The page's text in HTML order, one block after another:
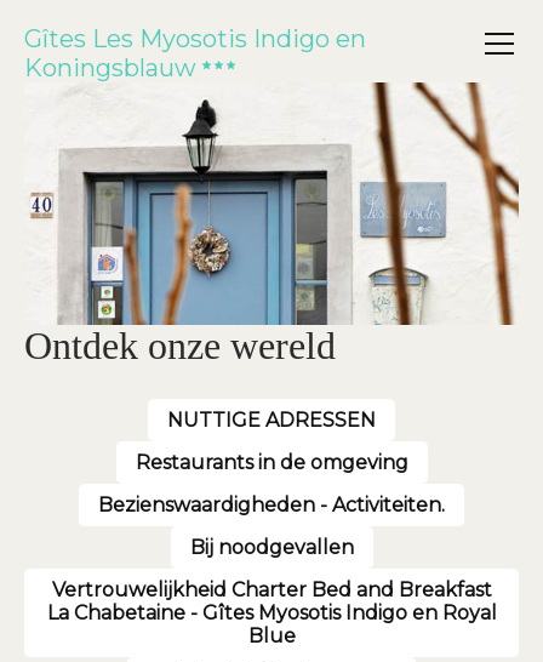
Gîtes Les Myosotis Indigo en
Koningsblauw
Ontdek onze wereld
NUTTIGE ADRESSEN
Restaurants in de omgeving
Bezienswaardigheden - Activiteiten.
Bij noodgevallen
Vertrouwelijkheid Charter Bed and Breakfast
La Chabetaine - Gîtes Myosotis Indigo en Royal
Blue